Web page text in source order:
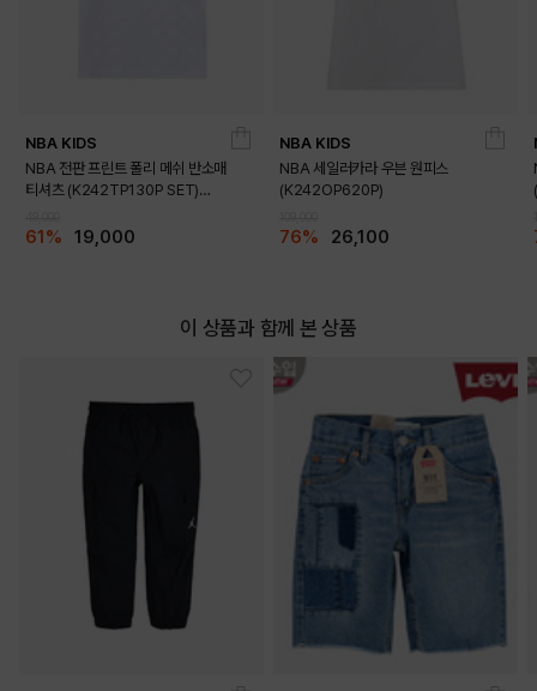
DETAILS
NBA KIDS
NBA 전판 프린트 폴리 메쉬 반소매
티셔츠 (K242TP130P SET)
61% 19,000
NBA KIDS
NBA 세일러카라 우븐 원피스
(K242OP620P)
76% 26,100
이 상품과 함께 본 상품